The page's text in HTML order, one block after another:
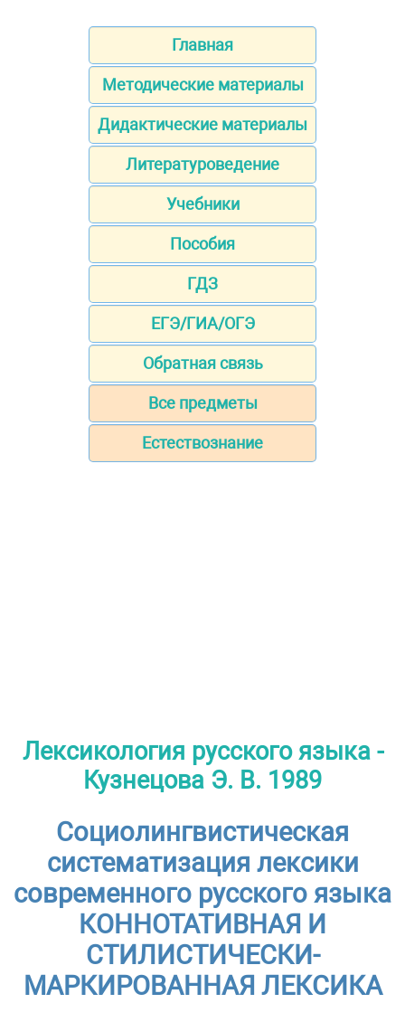
Главная
Методические материалы
Дидактические материалы
Литературоведение
Учебники
Пособия
ГДЗ
ЕГЭ/ГИА/ОГЭ
Обратная связь
Все предметы
Естествознание
Лексикология русского языка -
Кузнецова Э. В. 1989
Социолингвистическая
систематизация лексики
современного русского языка
КОННОТАТИВНАЯ И
СТИЛИСТИЧЕСКИ-
МАРКИРОВАННАЯ ЛЕКСИКА